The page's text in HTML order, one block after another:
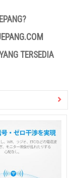
TERSEDIA